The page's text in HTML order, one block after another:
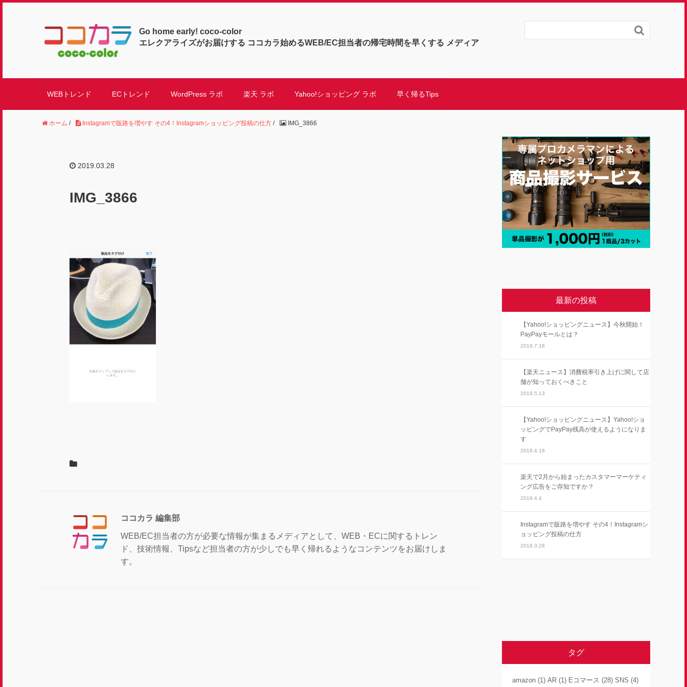

Go home early! coco-color
エレクアライズがお届けする ココカラ始めるWEB/EC担当者の帰宅時間を早くする メディア
WEBトレンド ECトレンド WordPress ラボ 楽天 ラボ Yahoo!ショッピング ラボ 早く帰るTips
ホーム / Instagramで販路を増やす その4！Instagramショッピング投稿の仕方 / IMG_3866
2019.03.28
IMG_3866
ココカラ 編集部
WEB/EC担当者の方が必要な情報が集まるメディアとして、WEB・ECに関するトレン
ド、技術情報、Tipsなど担当者の方が少しでも早く帰れるようなコンテンツをお届けしま
す。
最新の投稿
【Yahoo!ショッピングニュース】今秋開始！
PayPayモールとは？
2019.7.18
【楽天ニュース】消費税率引き上げに関して店
舗が知っておくべきこと
2019.5.13
【Yahoo!ショッピングニュース】Yahoo!ショ
ッピングでPayPay残高が使えるようになりま
す
2019.4.18
楽天で2月から始まったカスタマーマーケティ
ング広告をご存知ですか？
2019.4.4
Instagramで販路を増やす その4！Instagramシ
ョッピング投稿の仕方
2019.3.28
タグ
amazon (1) AR (1) Eコマース (28) SNS (4)